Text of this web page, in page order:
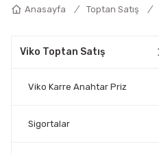
Anasayfa Toptan Satış
Viko Toptan Satış
Viko Karre Anahtar Priz
Sigortalar